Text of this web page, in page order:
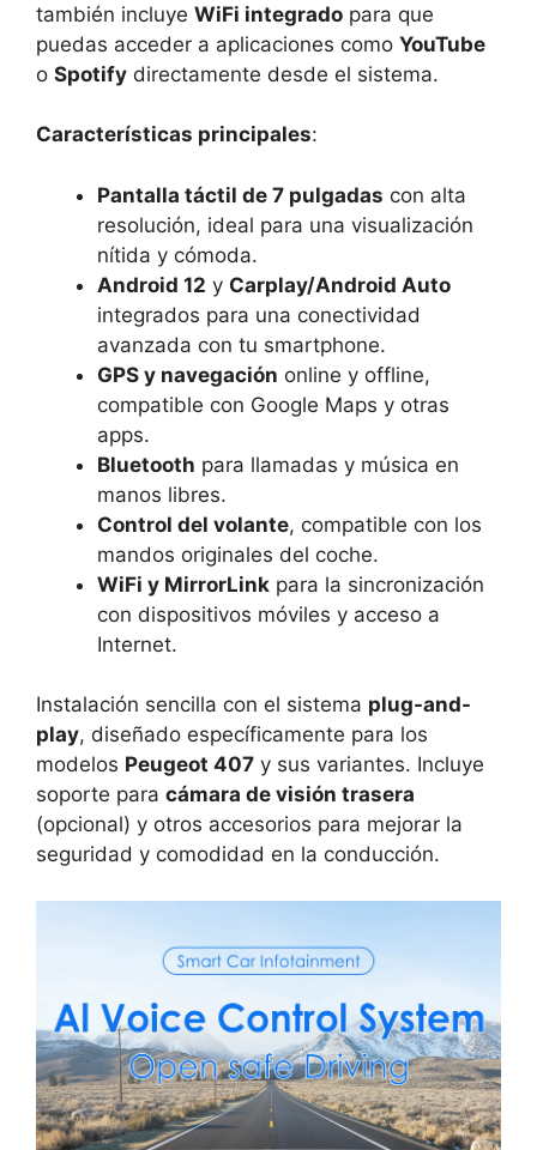
también incluye WiFi integrado para que
puedas acceder a aplicaciones como YouTube
o Spotify directamente desde el sistema.
Características principales:
Pantalla táctil de 7 pulgadas con alta
resolución, ideal para una visualización
nítida y cómoda.
Android 12 y Carplay/Android Auto
integrados para una conectividad
avanzada con tu smartphone.
GPS y navegación online y offline,
compatible con Google Maps y otras
apps.
Bluetooth para llamadas y música en
manos libres.
Control del volante, compatible con los
mandos originales del coche.
WiFi y MirrorLink para la sincronización
con dispositivos móviles y acceso a
Internet.
Instalación sencilla con el sistema plug-and-
play, diseñado específicamente para los
modelos Peugeot 407 y sus variantes. Incluye
soporte para cámara de visión trasera
(opcional) y otros accesorios para mejorar la
seguridad y comodidad en la conducción.